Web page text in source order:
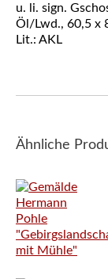
u. li. sign.
Öl/Lwd., 60,5 x
Lit.: AKL
Ähnliche